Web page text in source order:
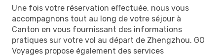
Une fois votre réservation effectuée, nous vous
accompagnons tout au long de votre séjour à
Canton en vous fournissant des informations
pratiques sur votre vol au départ de Zhengzhou. GO
Voyages propose également des services